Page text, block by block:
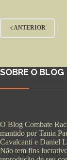
ANTERIOR
SOBRE O BLOG
O Blog Combate
mantido por Tania
Cavalcanti e Daniel
Não tem fins